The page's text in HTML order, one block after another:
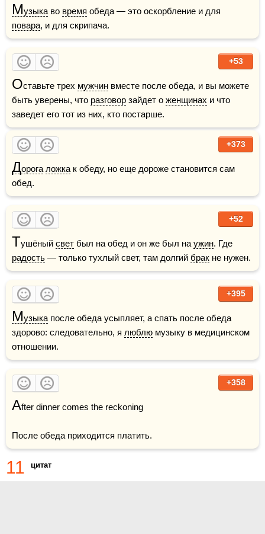
Музыка во время
повара, и для скрипача.
+53
Оставьте трех мужчин вместе после обеда, и вы можете
быть уверены, что разговор зайдет о женщинах и что
заведет его тот из них, кто постарше.
+373
Дорога ложка к обеду, но еще дороже становится сам
обед.
+52
Тушёный свет был на обед и он же был на ужин
радость — только тухлый свет, там долгий брак не нужен.
+395
Музыка после обеда усыпляет, а спать после обеда
здорово: следовательно, я люблю музыку в медицинском
отношении.
+358
After dinner comes the reckoning
После обеда приходится платить.
11 цитат